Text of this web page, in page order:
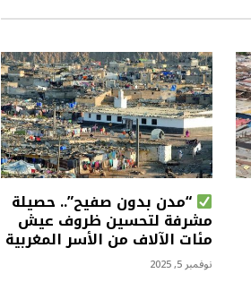
“مدن بدون صفيح”.. حصيلة
مشرفة لتحسين ظروف عيش
مئات الآلاف من الأسر المغربية
نوفمبر 5, 2025